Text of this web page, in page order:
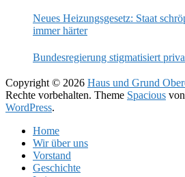
Neues Heizungsgesetz: Staat
immer härter
Bundesregierung stigmatisiert
Copyright © 2026 Haus und Grund
Rechte vorbehalten. Theme Spacious
WordPress.
Home
Wir über uns
Vorstand
Geschichte